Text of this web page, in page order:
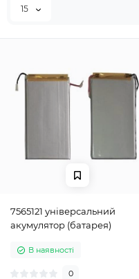
15
7565121 універсальний
акумулятор (батарея)
В наявності
0